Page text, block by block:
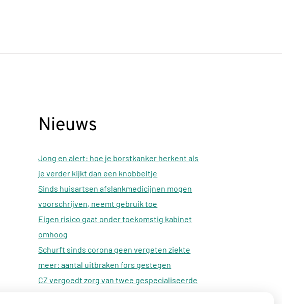
Nieuws
Jong en alert: hoe je borstkanker herkent als
je verder kijkt dan een knobbeltje
Sinds huisartsen afslankmedicijnen mogen
voorschrijven, neemt gebruik toe
Eigen risico gaat onder toekomstig kabinet
omhoog
Schurft sinds corona geen vergeten ziekte
meer: aantal uitbraken fors gestegen
CZ vergoedt zorg van twee gespecialiseerde